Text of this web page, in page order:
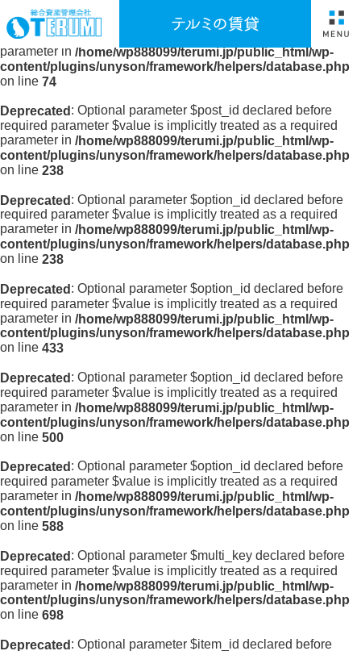
Deprecated: Optional parameter $option_id declared before
required parameter $value is implicitly treated as a required
parameter in /home/wp888099/terumi.jp/public_html/wp-
content/plugins/unyson/framework/helpers/database.php
on line 74
Deprecated : Optional parameter $post_id declared before
required parameter $value is implicitly treated as a required
parameter in /home/wp888099/terumi.jp/public_html/wp-
content/plugins/unyson/framework/helpers/database.php
on line 238
Deprecated: Optional parameter $option_id declared before
required parameter $value is implicitly treated as a required
parameter in /home/wp888099/terumi.jp/public_html/wp-
content/plugins/unyson/framework/helpers/database.php
on line 238
Deprecated : Optional parameter $option_id declared before
required parameter $value is implicitly treated as a required
parameter in /home/wp888099/terumi.jp/public_html/wp-
content/plugins/unyson/framework/helpers/database.php
on line 433
Deprecated : Optional parameter $option_id declared before
required parameter $value is implicitly treated as a required
parameter in /home/wp888099/terumi.jp/public_html/wp-
content/plugins/unyson/framework/helpers/database.php
on line 500
Deprecated : Optional parameter $option_id declared before
required parameter $value is implicitly treated as a required
parameter in /home/wp888099/terumi.jp/public_html/wp-
content/plugins/unyson/framework/helpers/database.php
on line 588
Deprecated : Optional parameter $multi_key declared before
required parameter $value is implicitly treated as a required
parameter in /home/wp888099/terumi.jp/public_html/wp-
content/plugins/unyson/framework/helpers/database.php
on line 698
Deprecated : Optional parameter $item_id declared before